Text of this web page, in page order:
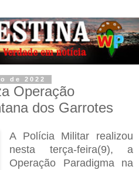
de 2022
Operação
dos Garrotes
A Polícia Militar realizou
nesta terça-feira(9), a
Operação Paradigma na